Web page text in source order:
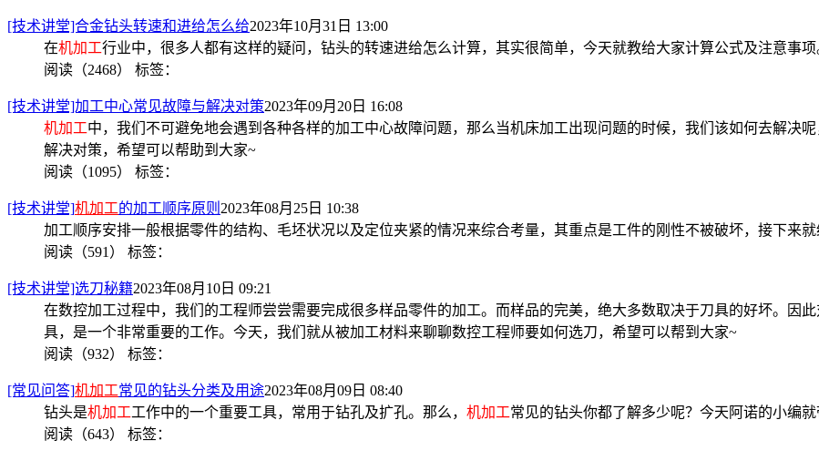
[技术讲堂]合金钻头转速和进给怎么给2023年10月31日 13:00
在机加工行业中，很多人都有这样的疑问，钻头的转速进给怎么计算，其实很简单，今天就教给大家计算公式及注意事项
阅读（2468） 标签：
[技术讲堂]加工中心常见故障与解决对策2023年09月20日 16:08
机加工中，我们不可避免地会遇到各种各样的加工中心故障问题，那么当机床加工出现问题的时候，我们该如何去解决
解决对策，希望可以帮助到大家~
阅读（1095） 标签：
[技术讲堂]机加工的加工顺序原则 2023年08月25日 10:38
加工顺序安排一般根据零件的结构、毛坯状况以及定位夹紧的情况来综合考量，其重点是工件的刚性不被破坏，接下来
阅读（591） 标签：
[技术讲堂]选刀秘籍2023年08月10日 09:21
在数控加工过程中，我们的工程师尝尝需要完成很多样品零件的加工。而样品的完美，绝大多数取决于刀具的好坏。因
具，是一个非常重要的工作。今天，我们就从被加工材料来聊聊数控工程师要如何选刀，希望可以帮到大家~
阅读（932） 标签：
[常见问答]机加工常见的钻头分类及用途2023年08月09日 08:40
钻头是机加工工作中的一个重要工具，常用于钻孔及扩孔。那么， 机加工常见的钻头你都了解多少呢？今天阿诺的小编
阅读（643） 标签：